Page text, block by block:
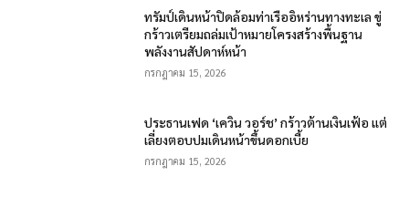
ทรัมป์เดินหน้าปิดล้อมท่าเรืออิหร่านทางทะเล ขู่
กร้าวเตรียมถล่มเป้าหมายโครงสร้างพื้นฐาน
พลังงานสัปดาห์หน้า
กรกฎาคม 15, 2026
ประธานเฟด ‘เควิน วอร์ช’ กร้าวต้านเงินเฟ้อ แต่
เลี่ยงตอบปมเดินหน้าขึ้นดอกเบี้ย
กรกฎาคม 15, 2026